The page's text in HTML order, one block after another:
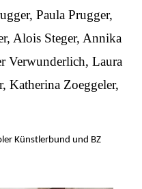
Paula Prugger,
Alois Steger, Annika
Verwunderlich, Laura
Katherina Zoeggeler,
Künstlerbund und BZ